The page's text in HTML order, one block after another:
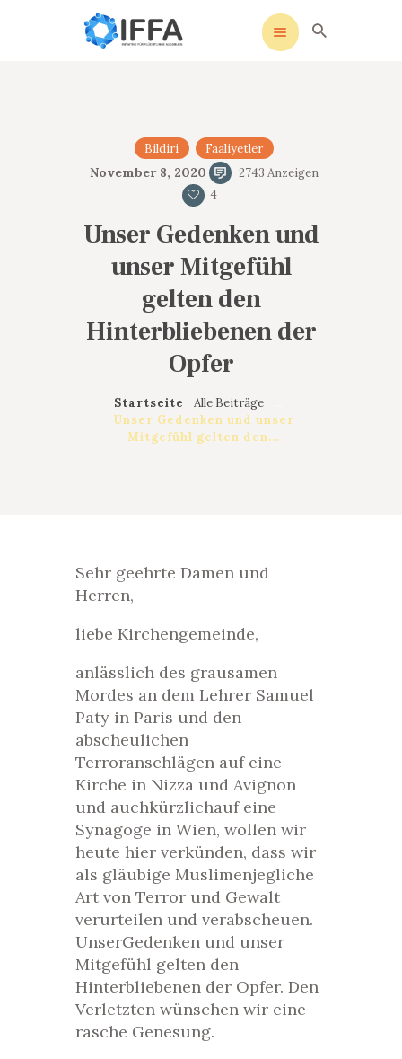
Bildiri Faaliyetler
November 8, 2020 2743 Anzeigen
4
Unser Gedenken und
unser Mitgefühl
gelten den
Hinterbliebenen der
Opfer
Startseite Alle Beiträge
Unser Gedenken und unser
Mitgefühl gelten den...
STARTSEITE
UNSERE SATZUNG
SOZIALE MEDIEN
KONTAKT
DATENSCHUTZ
IMPRESSUM
Sehr geehrte Damen und
Herren,
liebe Kirchengemeinde,
anlässlich des grausamen
Mordes an dem Lehrer Samuel
Paty in Paris und den
abscheulichen
Terroranschlägen auf eine
Kirche in Nizza und Avignon
und auchkürzlichauf eine
Synagoge in Wien, wollen wir
heute hier verkünden, dass wir
als gläubige Muslimenjegliche
Art von Terror und Gewalt
verurteilen und verabscheuen.
UnserGedenken und unser
Mitgefühl gelten den
Hinterbliebenen der Opfer. Den
Verletzten wünschen wir eine
rasche Genesung.